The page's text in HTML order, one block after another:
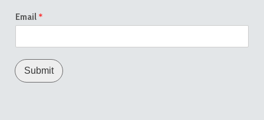
Email *
Submit